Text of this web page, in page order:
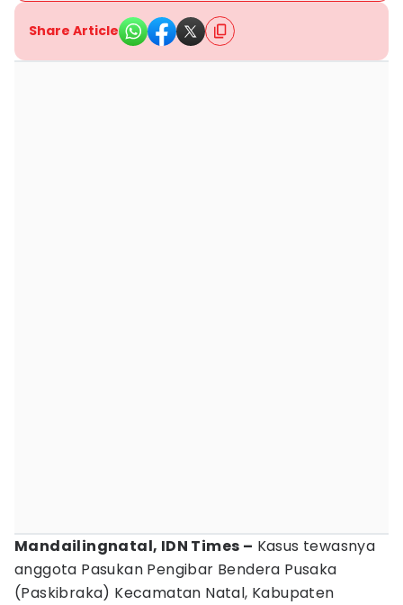
Share Article
Mandailingnatal, IDN Times – Kasus tewasnya
anggota Pasukan Pengibar Bendera Pusaka
(Paskibraka) Kecamatan Natal, Kabupaten